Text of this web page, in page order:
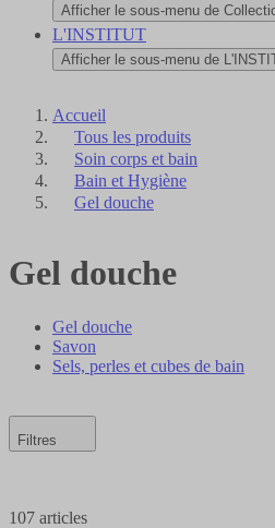
Afficher le sous-menu de
L'INSTITUT
Afficher le sous-menu de
Accueil
Tous les produits
Soin corps et bain
Bain et Hygiène
Gel douche
Gel douche
Gel douche
Savon
Sels, perles et cubes de bain
Filtres
107 articles